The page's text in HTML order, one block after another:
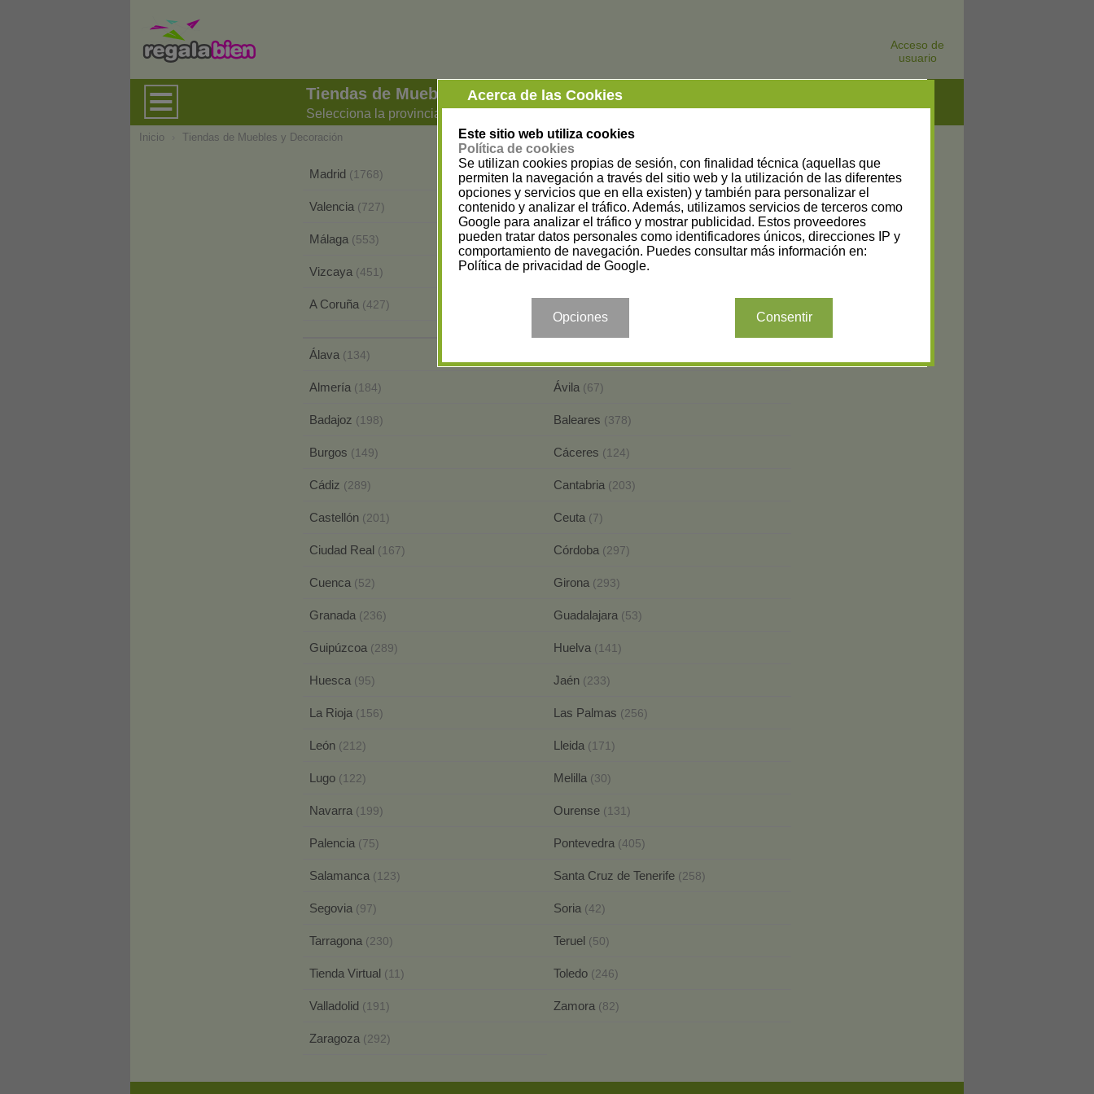
Acceso de
usuario
Tiendas de Muebles y Decoración
Selecciona la provincia
Acerca de las Cookies
Este sitio web utiliza cookies
Política de cookies
Se utilizan cookies propias de sesión, con finalidad técnica (aquellas que
permiten la navegación a través del sitio web y la utilización de las diferentes
opciones y servicios que en ella existen) y también para personalizar el
contenido y analizar el tráfico. Además, utilizamos servicios de terceros como
Google para analizar el tráfico y mostrar publicidad. Estos proveedores
pueden tratar datos personales como identificadores únicos, direcciones IP y
comportamiento de navegación. Puedes consultar más información en:
Política de privacidad de Google.
Opciones Consentir
Inicio Tiendas de Muebles y Decoración
Madrid (1768) Barcelona(1581)
Valencia (727) Alicante(559)
Málaga (553) Sevilla(489)
Vizcaya (451) Murcia(442)
A Coruña (427)
Álava (134)
Almería (184) Ávila (67)
Badajoz (198) Baleares (378)
Burgos (149) Cáceres (124)
Cádiz (289) Cantabria (203)
Castellón (201) Ceuta (7)
Ciudad Real (167) Córdoba (297)
Cuenca (52) Girona (293)
Granada (236) Guadalajara (53)
Guipúzcoa (289) Huelva (141)
Huesca (95) Jaén (233)
La Rioja (156) Las Palmas (256)
León (212) Lleida (171)
Lugo (122) Melilla (30)
Navarra (199) Ourense (131)
Palencia (75) Pontevedra (405)
Salamanca (123) Santa Cruz de Tenerife (258)
Segovia (97) Soria (42)
Tarragona (230) Teruel (50)
Tienda Virtual (11) Toledo (246)
Valladolid (191) Zamora (82)
Zaragoza (292)